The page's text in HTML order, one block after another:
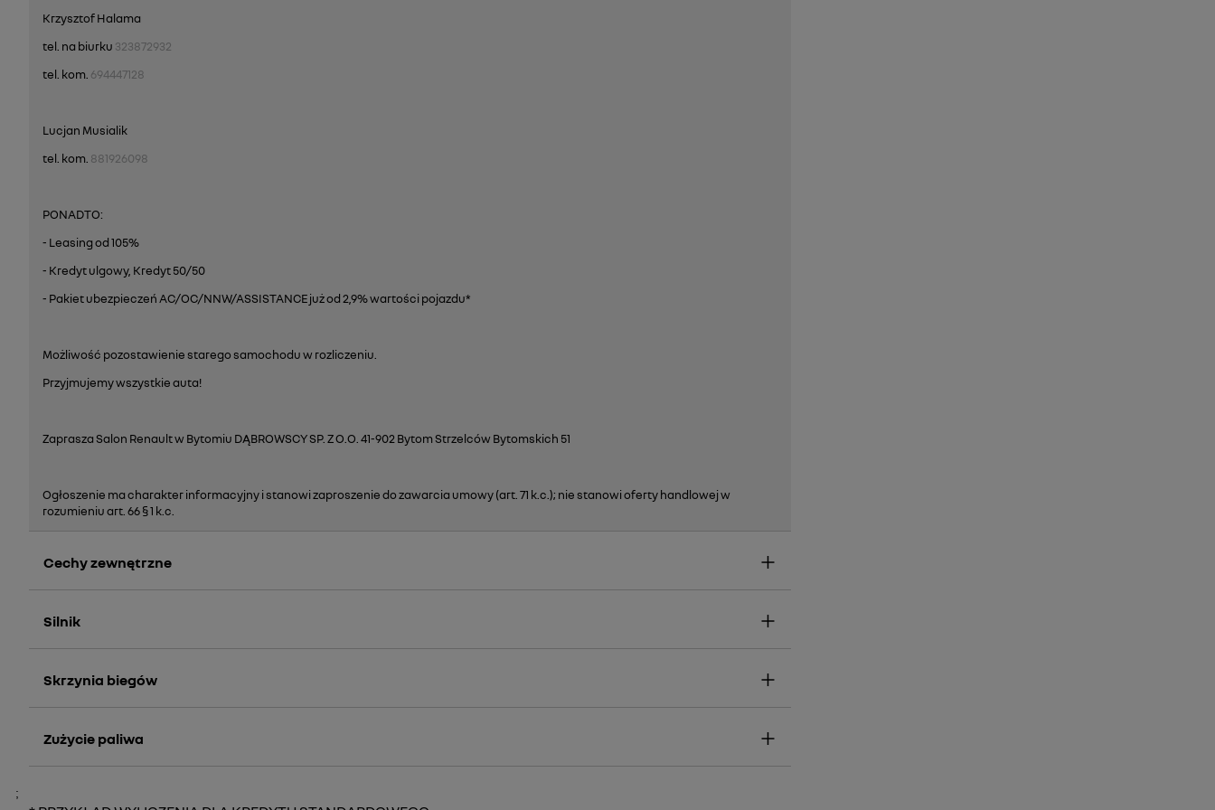
Krzysztof Halama
tel. na biurku 323872932
tel. kom. 694447128
Lucjan Musialik
tel. kom. 881926098
PONADTO:
- Leasing od 105%
- Kredyt ulgowy, Kredyt 50/50
- Pakiet ubezpieczeń AC/OC/NNW/ASSISTANCE już od 2,9% wartości pojazdu*
Możliwość pozostawienie starego samochodu w rozliczeniu.
Przyjmujemy wszystkie auta!
Zaprasza Salon Renault w Bytomiu DĄBROWSCY SP. Z O.O. 41-902 Bytom Strzelców Bytomskich 51
Ogłoszenie ma charakter informacyjny i stanowi zaproszenie do zawarcia umowy (art. 71 k.c.); nie stanowi oferty handlowej w
rozumieniu art. 66 § 1 k.c.
Cechy zewnętrzne
Silnik
Skrzynia biegów
Zużycie paliwa
;